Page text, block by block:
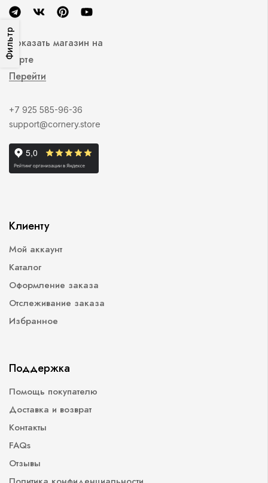
ФильтрПоказать магазин на
карте
Перейти
+7 925 585-96-36
support@cornery.store
Клиенту
Мой аккаунт
Каталог
Оформление заказа
Отслеживание заказа
Избранное
Поддержка
Помощь покупателю
Доставка и возврат
Контакты
FAQs
Отзывы